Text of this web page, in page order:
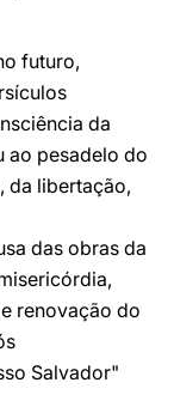
futuro,
da
ao pesadelo do
da libertação,
das obras da
renovação do
Salvador"